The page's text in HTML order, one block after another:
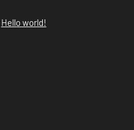
Hello world!